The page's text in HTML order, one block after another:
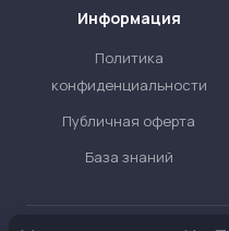
Информация
Политика
конфиденциальности
Публичная оферта
База знаний